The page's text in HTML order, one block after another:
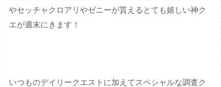
やセッチャクロアリやゼニーが貰えるとても嬉しい神ク
エが週末にきます！
いつものデイリークエストに加えてスペシャルな調査ク